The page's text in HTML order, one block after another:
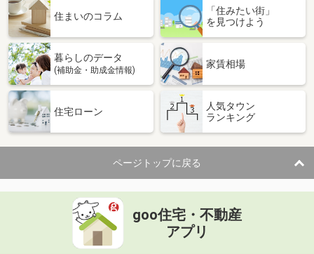
住まいのコラム
「住みたい街」
を見つけよう
暮らしのデータ
(補助金・助成金情報)
家賃相場
住宅ローン
人気タウン
ランキング
ページトップに戻る
goo住宅・不動産
アプリ